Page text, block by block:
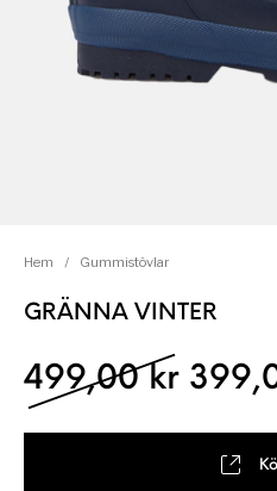
Hem / Gummistövlar
GRÄNNA VINTER
499,00 kr Det